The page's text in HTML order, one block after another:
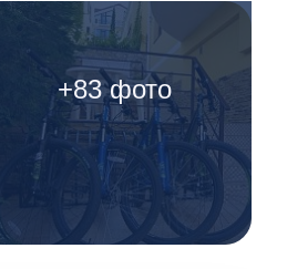
+83 фото